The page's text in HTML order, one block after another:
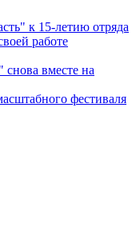
к 15-летию отряда
работе
вместе на
фестиваля